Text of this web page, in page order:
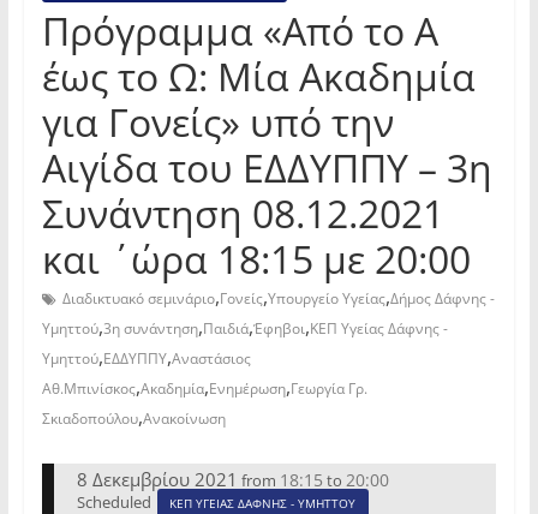
Πρόγραμμα «Από το Α
έως το Ω: Μία Ακαδημία
για Γονείς» υπό την
Αιγίδα του ΕΔΔΥΠΠΥ – 3η
Συνάντηση 08.12.2021
και ΄ώρα 18:15 με 20:00
Διαδικτυακό σεμινάριο,Γονείς,Υπουργείο Υγείας,Δήμος Δάφνης -
Υμηττού,3η συνάντηση,Παιδιά,Έφηβοι,ΚΕΠ Υγείας Δάφνης -
Υμηττού,ΕΔΔΥΠΠΥ,Αναστάσιος
Αθ.Μπινίσκος,Ακαδημία,Ενημέρωση,Γεωργία Γρ.
Σκιαδοπούλου,Ανακοίνωση
8 Δεκεμβρίου 2021 from 18:15 to 20:00
Scheduled ΚΕΠ ΥΓΕΙΑΣ ΔΑΦΝΗΣ - ΥΜΗΤΤΟΥ